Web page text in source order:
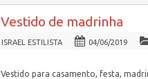
Vestido de madrinha
ISRAEL ESTILISTA 04/06/2019
Vestido para casamento, festa,